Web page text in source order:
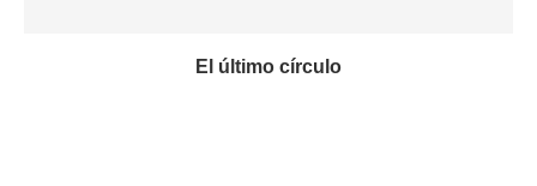
El último círculo